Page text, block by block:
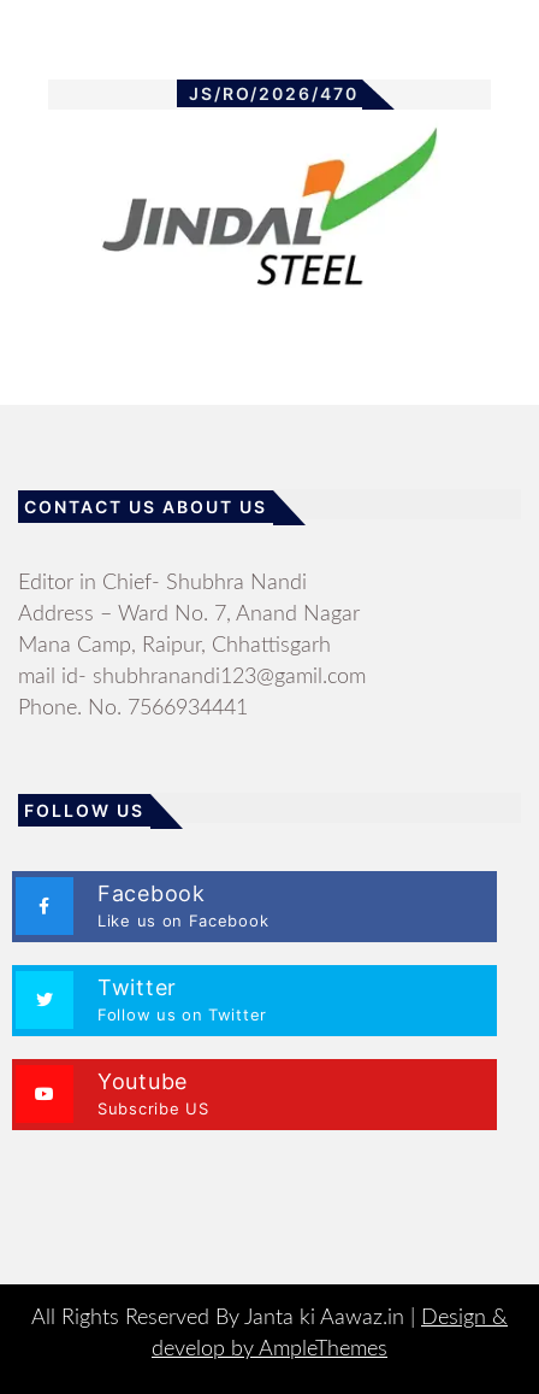
JS/RO/2026/470
CONTACT US ABOUT US
Editor in Chief- Shubhra Nandi
Address – Ward No. 7, Anand Nagar
Mana Camp, Raipur, Chhattisgarh
mail id- shubhranandi123@gamil.com
Phone. No. 7566934441
FOLLOW US
Facebook
Like us on Facebook
Twitter
Follow us on Twitter
Youtube
Subscribe US
All Rights Reserved By Janta ki Aawaz.in |
Design &
develop by AmpleThemes